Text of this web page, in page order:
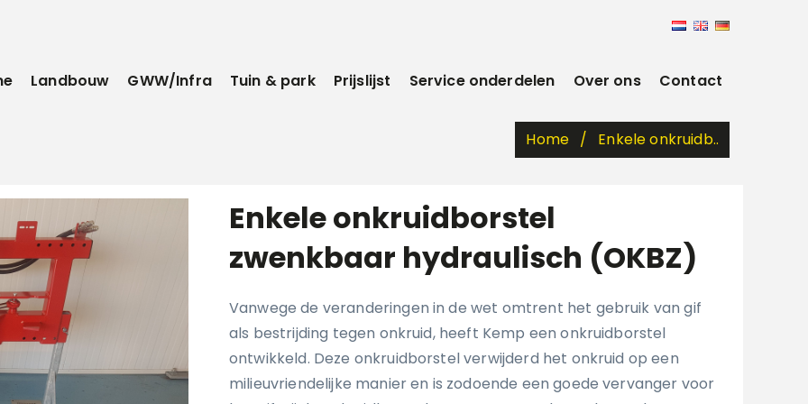
Landbouw GWW/Infra Tuin & park Prijslijst Service onderdelen Over ons Contact
Home Enkele onkruidb..
Enkele onkruidborstel
zwenkbaar hydraulisch (OKBZ)
Vanwege de veranderingen in de wet omtrent het gebruik van gif
als bestrijding tegen onkruid, heeft Kemp een onkruidborstel
ontwikkeld. Deze onkruidborstel verwijderd het onkruid op een
milieuvriendelijke manier en is zodoende een goede vervanger voor